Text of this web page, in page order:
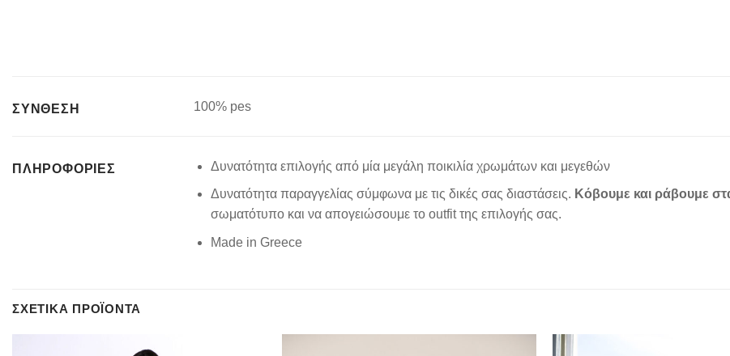
ΣΥΝΘΕΣΗ 100% pes
ΠΛΗΡΟΦΟΡΊΕΣ Δυνατότητα επιλογής από μία μεγάλη ποικιλία χρωμάτων και μεγεθών
Δυνατότητα παραγγελίας σύμφωνα με τις δικές σας διαστάσεις. Κόβουμε και ράβουμε
σωματότυπο και να απογειώσουμε το outfit της επιλογής σας.
Made in Greece
ΣΧΕΤΙΚΆ ΠΡΟΪΌΝΤΑ